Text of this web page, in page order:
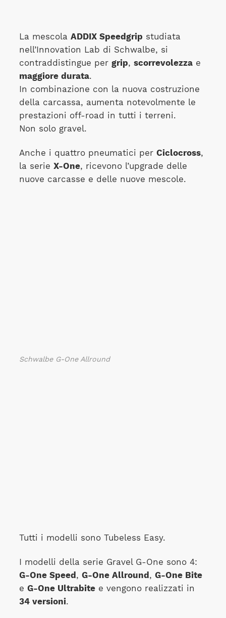
La mescola ADDIX Speedgrip studiata
nell’Innovation Lab di Schwalbe, si
contraddistingue per grip, scorrevolezzae
maggiore durata.
In combinazione con la nuova costruzione
della carcassa, aumenta notevolmente le
prestazioni off-road in tutti i terreni.
Non solo gravel.
Anche i quattro pneumatici per Ciclocross,
la serie X-One, ricevono l’upgrade delle
nuove carcasse e delle nuove mescole.
Schwalbe G-One Allround
Tutti i modelli sono Tubeless Easy.
I modelli della serie Gravel G-One sono 4:
G-One Speed , G-One Allround , G-One Bite
e G-One Ultrabitee vengono realizzati in
34 versioni.